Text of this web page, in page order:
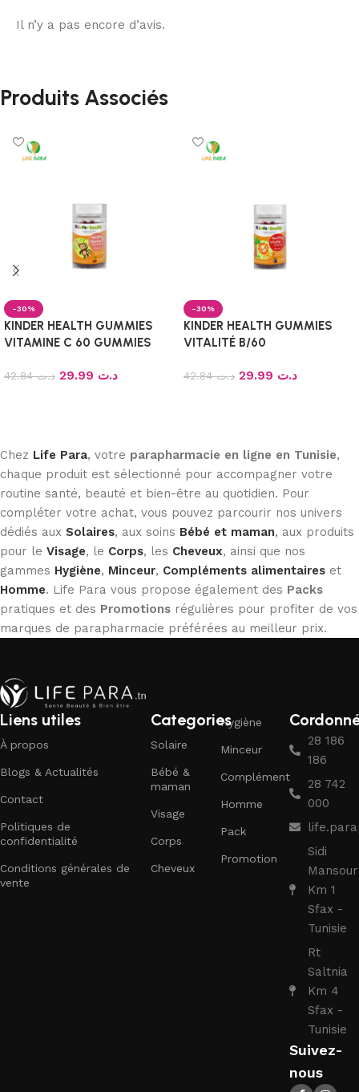
Il n’y a pas encore d’avis.
Produits Associés
-30%
KINDER HEALTH GUMMIES
VITAMINE C 60 GUMMIES
د.ت42.84 د.ت
-30%
KINDER HEALTH GUMMIES
VITALITÉ B/60
د.ت42.84 د.ت
Chez Life Para, votre parapharmacie en ligne en Tunisie,
chaque produit est sélectionné pour accompagner votre
routine santé, beauté et bien-être au quotidien. Pour
compléter votre achat, vous pouvez parcourir nos univers
dédiés aux Solaires, aux soins Bébé et maman, aux produits
pour le Visage, le Corps, les Cheveux, ainsi que nos
gammes Hygiène, Minceur, Compléments alimentaires et
Homme. Life Para vous propose également des Packs
pratiques et des Promotions régulières pour profiter de vos
marques de parapharmacie préférées au meilleur prix.
Liens utiles
À propos
Blogs & Actualités
Contact
Politiques de
confidentialité
Conditions générales de
vente
Categories
Solaire
Bébé &
maman
Visage
Corps
Cheveux
Hygiène
Minceur
Complément
Homme
Pack
Promotion
28 186
186
28 742
000
Sidi
Mansour
Km 1
Sfax -
Tunisie
Rt
Saltnia
Km 4
Sfax -
Tunisie
Suivez-
nous